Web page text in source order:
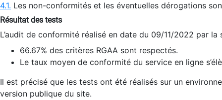
4.1. Les non-conformités et les éventuelles dérogations
Résultat des tests
L’audit de conformité réalisé en date du 09/11/2022 par
66.67% des critères RGAA sont respectés.
Le taux moyen de conformité du service en ligne
Il est précisé que les tests ont été réalisés sur un
version publique du site.